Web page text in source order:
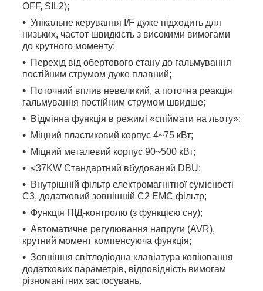
OFF, SIL2);
Унікальне керування I/F дуже підходить для
низьких, частот швидкість з високими вимогами
до крутного моменту;
Перехід від обертового стану до гальмування
постійним струмом дуже плавний;
Поточний вплив невеликий, а поточна реакція
гальмування постійним струмом швидше;
Відмінна функція в режимі «спіймати на льоту»;
Міцний пластиковий корпус 4~75 кВт;
Міцний металевий корпус 90~500 кВт;
≤37KW Стандартний вбудований DBU;
Внутрішній фільтр електромагнітної сумісності
C3, додатковий зовнішній C2 ЕМС фільтр;
Функція ПІД-контролю (з функцією сну);
Автоматичне регулювання напруги (AVR),
крутний момент компенсуюча функція;
Зовнішня світлодіодна клавіатура копіювання
додаткових параметрів, відповідність вимогам
різноманітних застосувань.